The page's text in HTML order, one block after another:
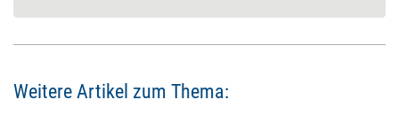
Weitere Artikel zum Thema: